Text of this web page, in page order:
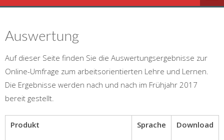
Auswertung
Auf dieser Seite finden Sie die Auswertungsergebnisse zur
Online-Umfrage zum arbeitsorientierten Lehre und Lernen.
Die Ergebnisse werden nach und nach im Frühjahr 2017
bereit gestellt.
Produkt Sprache Download